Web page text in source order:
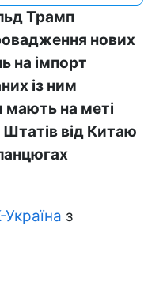
Трамп
нових
на імпорт
із ним
мають на меті
від Китаю
з